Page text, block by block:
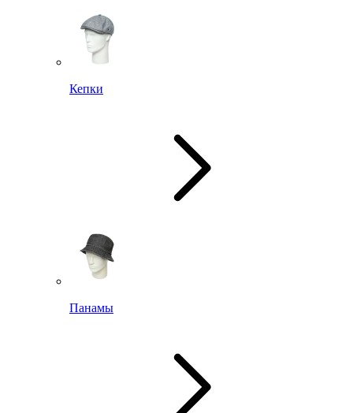
Кепки
Панамы